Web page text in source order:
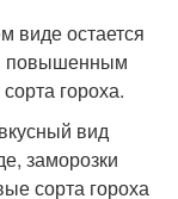
виде остается
повышенным
гороха.
вид
заморозки
сорта гороха